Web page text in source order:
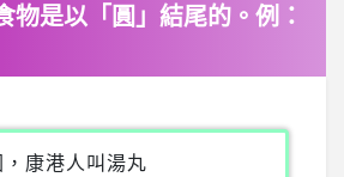
物是以「圓」結尾的。例：
康港人叫湯丸